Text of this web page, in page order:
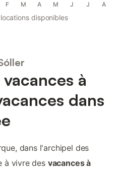
F M A M J J A
disponibles
à
dans
dans l'archipel des
à vivre des vacances à